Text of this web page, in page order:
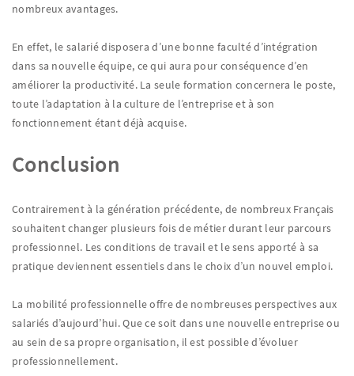
nombreux avantages.
En effet, le salarié disposera d’une bonne faculté d’intégration
dans sa nouvelle équipe, ce qui aura pour conséquence d’en
améliorer la productivité. La seule formation concernera le poste,
toute l’adaptation à la culture de l’entreprise et à son
fonctionnement étant déjà acquise.
Conclusion
Contrairement à la génération précédente, de nombreux Français
souhaitent changer plusieurs fois de métier durant leur parcours
professionnel. Les conditions de travail et le sens apporté à sa
pratique deviennent essentiels dans le choix d’un nouvel emploi.
La mobilité professionnelle offre de nombreuses perspectives aux
salariés d’aujourd’hui. Que ce soit dans une nouvelle entreprise ou
au sein de sa propre organisation, il est possible d’évoluer
professionnellement.